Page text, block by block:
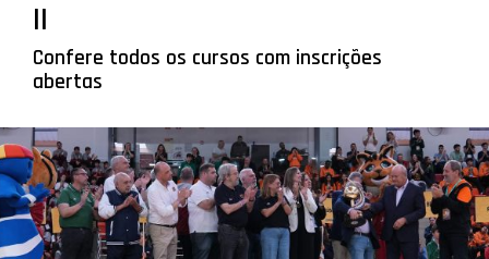
II
Confere todos os cursos com inscrições
abertas